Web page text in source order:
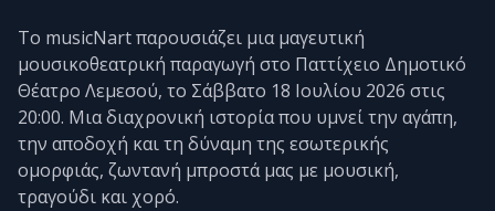
Το musicNart παρουσιάζει μια μαγευτική
μουσικοθεατρική παραγωγή στο Παττίχειο Δημοτικό
Θέατρο Λεμεσού, το Σάββατο 18 Ιουλίου 2026 στις
20:00. Μια διαχρονική ιστορία που υμνεί την αγάπη,
την αποδοχή και τη δύναμη της εσωτερικής
ομορφιάς, ζωντανή μπροστά μας με μουσική,
τραγούδι και χορό.